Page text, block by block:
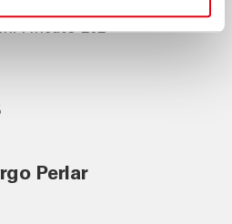
Fincato 202
Perlar